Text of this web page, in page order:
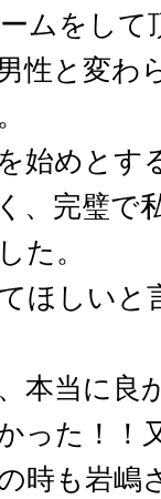
ムをして
性と変わ
始めとす
、完璧で
た。
ほしい
本当に良
った！！
時も岩嶋